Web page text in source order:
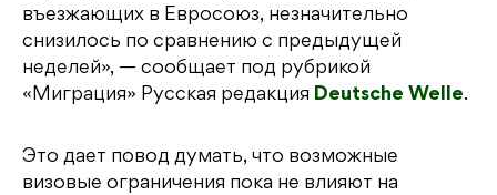
въезжающих в Евросоюз, незначительно
снизилось по сравнению с предыдущей
неделей», — сообщает под рубрикой
«Миграция» Русская редакция Deutsche Welle.
Это дает повод думать, что возможные
визовые ограничения пока не влияют на